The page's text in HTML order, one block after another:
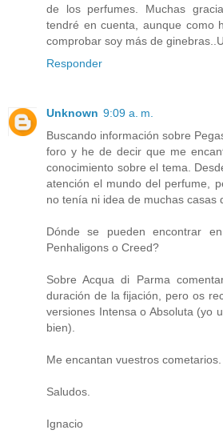
de los perfumes. Muchas
tendré en cuenta, aunque como
comprobar soy más de
Responder
Unknown 9:09 a. m.
Buscando información sobre
foro y he de decir que me
conocimiento sobre el tema.
atención el mundo del perfume,
no tenía ni idea de muchas casas
Dónde se pueden encontrar
Penhaligons o Creed?
Sobre Acqua di Parma
duración de la fijación, pero os
versiones Intensa o Absoluta (yo
bien).
Me encantan vuestros cometarios.
Saludos.
Ignacio